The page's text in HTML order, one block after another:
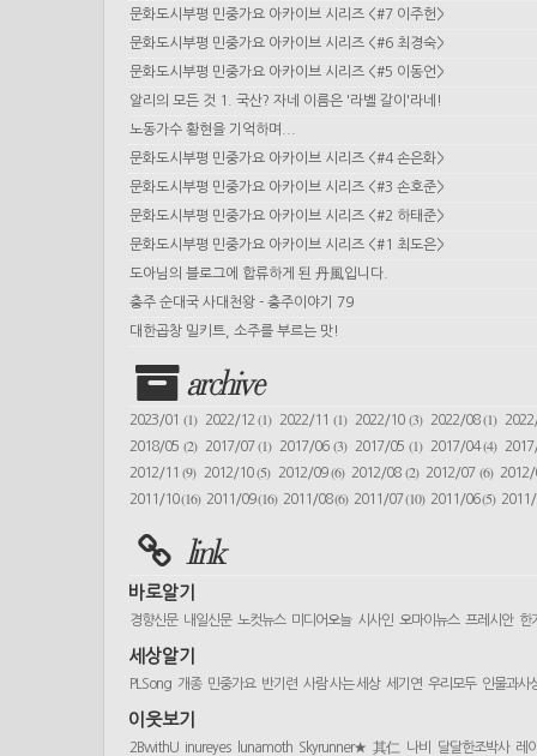
문화도시부평 민중가요 아카이브 시리즈 <#7 이주헌>
문화도시부평 민중가요 아카이브 시리즈 <#6 최경숙>
문화도시부평 민중가요 아카이브 시리즈 <#5 이동언>
알리의 모든 것 1. 국산? 자네 이름은 '라벨 갈이'라네!
노동가수 황현을 기억하며...
문화도시부평 민중가요 아카이브 시리즈 <#4 손은화>
문화도시부평 민중가요 아카이브 시리즈 <#3 손호준>
문화도시부평 민중가요 아카이브 시리즈 <#2 하태준>
문화도시부평 민중가요 아카이브 시리즈 <#1 최도은>
도아님의 블로그에 합류하게 된 丹風입니다.
충주 순대국 사대천왕 - 충주이야기 79
대한곱창 밀키트, 소주를 부르는 맛!
archive
2023/01 (1) 2022/12(1) 2022/11(1) 2022/10 (3) 2022/08(1)
2018/05 (2) 2017/07(1) 2017/06(3) 2017/05 (1) 2017/04(4)
2012/11(9) 2012/10(5) 2012/09(6) 2012/08 (2) 2012/07 (6)
2011/10(16) 2011/09(16) 2011/08(6) 2011/07(10) 2011/06(5)
link
바로알기
경향신문 내일신문 노컷뉴스 미디어오늘 시사인 오마이뉴스 프레시안 한
세상알기
PLSong 개종 민중가요 반기련 사람 사는 세상 세기연 우리모두 인물과사
이웃보기
2BwithU inureyes lunamoth Skyrunner★ 其仁 나비 달달한조박사 레